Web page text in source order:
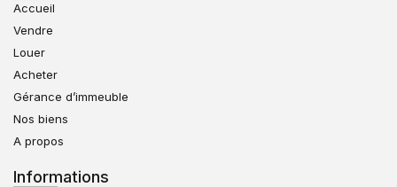
Accueil
Vendre
Louer
Acheter
Gérance d’immeuble
Nos biens
A propos
Informations